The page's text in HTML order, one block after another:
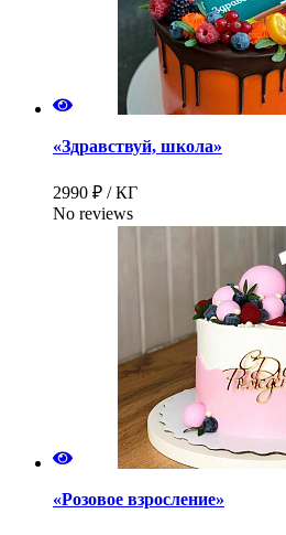
*
Телефон*
«Здравствуй, школа»
2990 ₽ / КГ
No reviews
«Розовое взросление»